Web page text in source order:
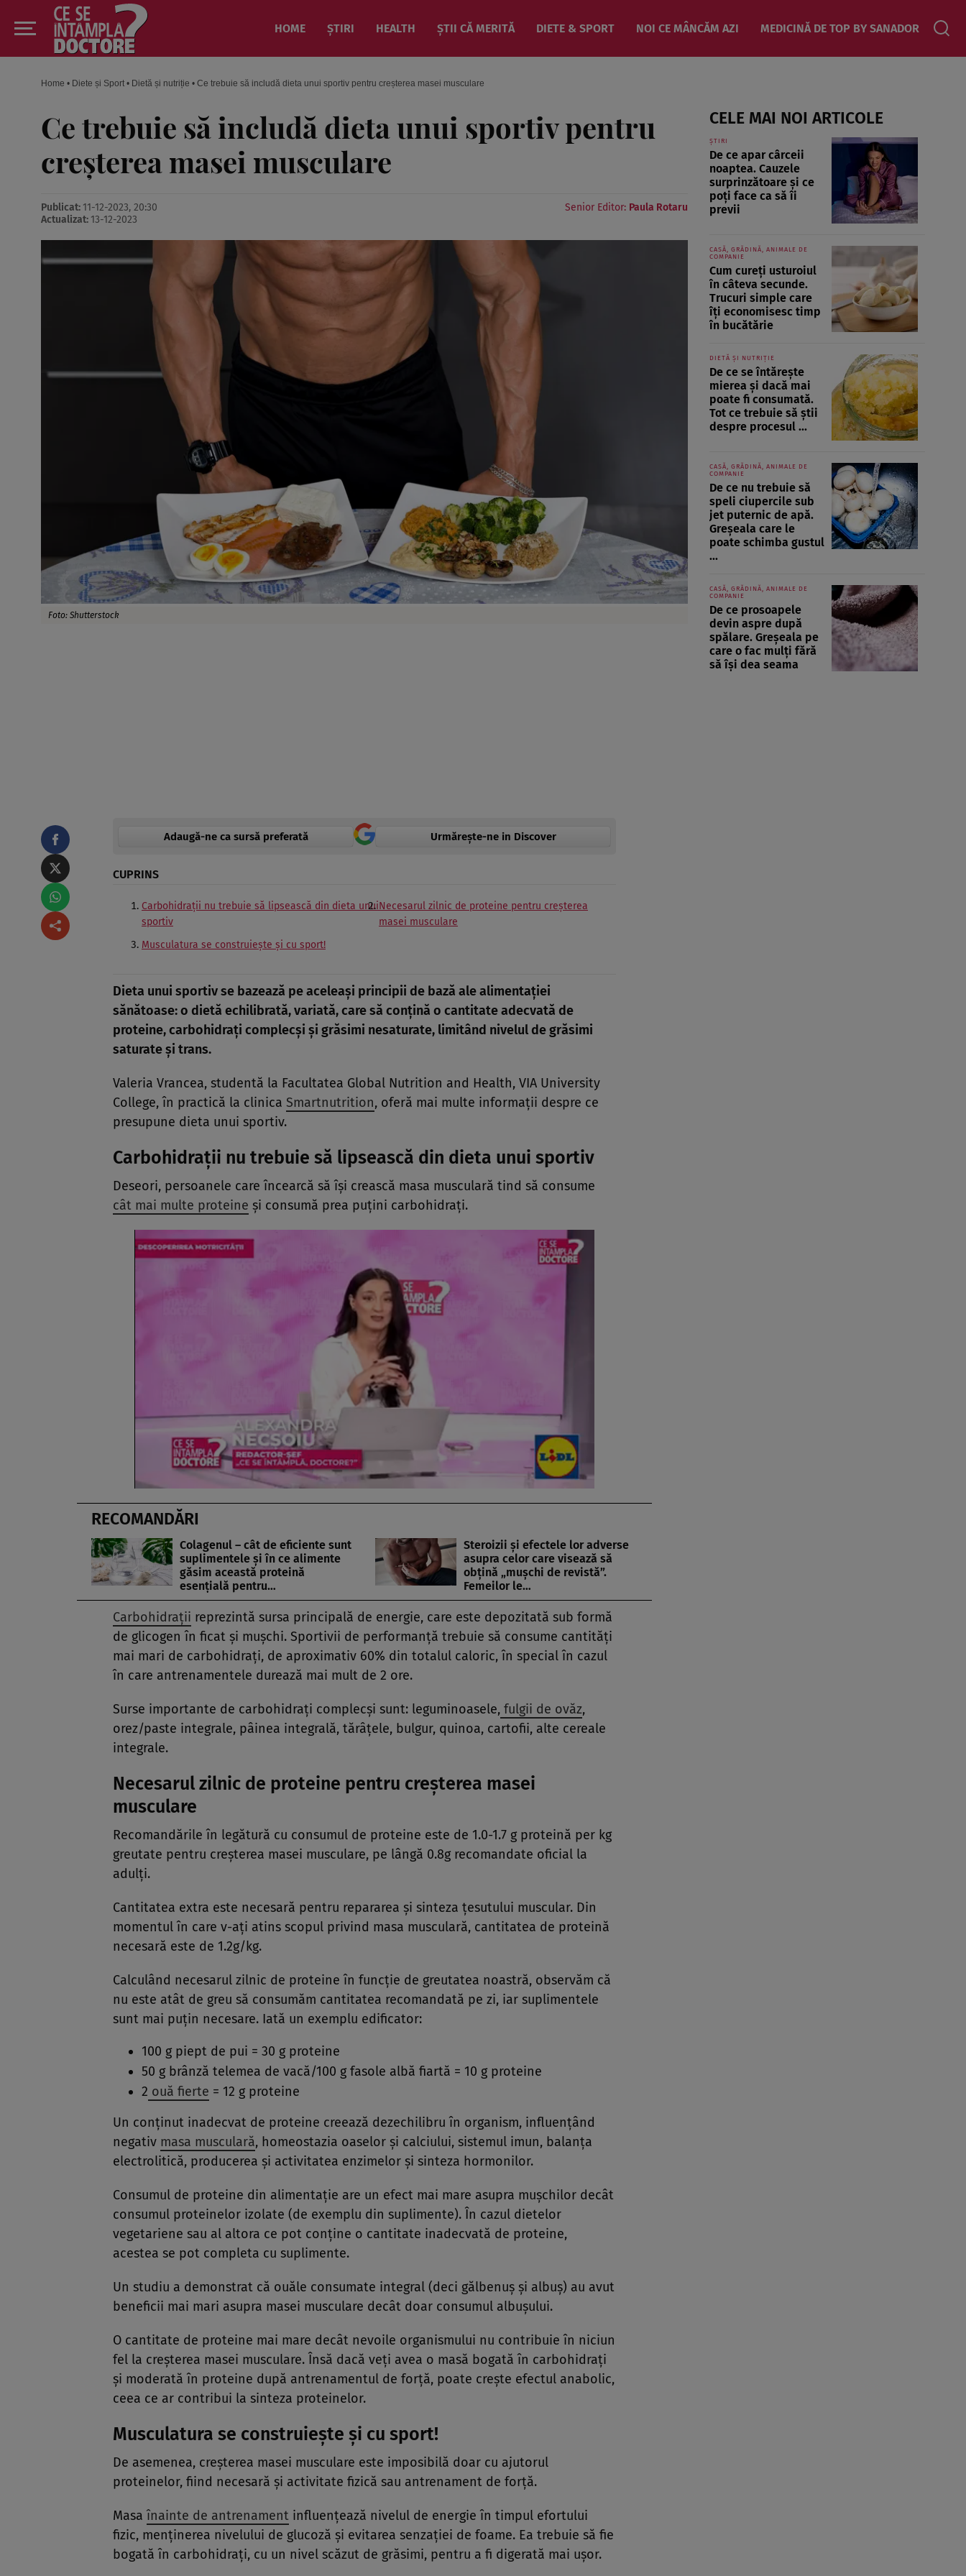
HOME ȘTIRI HEALTH ȘTII CĂ MERITĂ DIETE & SPORT NOI CE MÂNCĂM AZI MEDICINĂ DE TOP BY SANADOR
Home • Diete și Sport • Dietă și nutriție • Ce trebuie să includă dieta unui sportiv pentru creșterea masei musculare
Ce trebuie să includă dieta unui sportiv pentru
creșterea masei musculare
Publicat: 11-12-2023, 20:30
Actualizat: 13-12-2023
Senior Editor: Paula Rotaru
Foto: Shutterstock
Adaugă-ne ca sursă preferată Urmărește-ne in Discover
CUPRINS
Carbohidrații nu trebuie să lipsească din dieta unui
sportiv
Necesarul zilnic de proteine pentru creșterea
masei musculare
Musculatura se construiește și cu sport!
Dieta unui sportiv se bazează pe aceleași principii de bază ale alimentației
sănătoase: o dietă echilibrată, variată, care să conțină o cantitate adecvată de
proteine, carbohidrați complecși și grăsimi nesaturate, limitând nivelul de grăsimi
saturate și trans.
Valeria Vrancea, studentă la Facultatea Global Nutrition and Health, VIA University
College, în practică la clinica Smartnutrition, oferă mai multe informații despre ce
presupune dieta unui sportiv.
Carbohidrații nu trebuie să lipsească din dieta unui sportiv
Deseori, persoanele care încearcă să își crească masa musculară tind să consume
cât mai multe proteine și consumă prea puțini carbohidrați.
RECOMANDĂRI
Colagenul – cât de eficiente sunt
suplimentele și în ce alimente
găsim această proteină
esențială pentru…
Steroizii și efectele lor adverse
asupra celor care visează să
obțină „mușchi de revistă”.
Femeilor le…
Carbohidrații reprezintă sursa principală de energie, care este depozitată sub formă
de glicogen în ficat și mușchi. Sportivii de performanță trebuie să consume cantități
mai mari de carbohidrați, de aproximativ 60% din totalul caloric, în special în cazul
în care antrenamentele durează mai mult de 2 ore.
Surse importante de carbohidrați complecși sunt: leguminoasele, fulgii de ovăz,
orez/paste integrale, pâinea integrală, tărâțele, bulgur, quinoa, cartofii, alte cereale
integrale.
Necesarul zilnic de proteine pentru creșterea masei
musculare
Recomandările în legătură cu consumul de proteine este de 1.0-1.7 g proteină per kg
greutate pentru creșterea masei musculare, pe lângă 0.8g recomandate oficial la
adulți.
Cantitatea extra este necesară pentru repararea și sinteza țesutului muscular. Din
momentul în care v-ați atins scopul privind masa musculară, cantitatea de proteină
necesară este de 1.2g/kg.
Calculând necesarul zilnic de proteine în funcție de greutatea noastră, observăm că
nu este atât de greu să consumăm cantitatea recomandată pe zi, iar suplimentele
sunt mai puțin necesare. Iată un exemplu edificator:
100 g piept de pui = 30 g proteine
50 g brânză telemea de vacă/100 g fasole albă fiartă = 10 g proteine
2 ouă fierte = 12 g proteine
Un conținut inadecvat de proteine creează dezechilibru în organism, influențând
negativ masa musculară, homeostazia oaselor și calciului, sistemul imun, balanța
electrolitică, producerea și activitatea enzimelor și sinteza hormonilor.
Consumul de proteine din alimentație are un efect mai mare asupra mușchilor decât
consumul proteinelor izolate (de exemplu din suplimente). În cazul dietelor
vegetariene sau al altora ce pot conține o cantitate inadecvată de proteine,
acestea se pot completa cu suplimente.
Un studiu a demonstrat că ouăle consumate integral (deci gălbenuș și albuș) au avut
beneficii mai mari asupra masei musculare decât doar consumul albușului.
O cantitate de proteine mai mare decât nevoile organismului nu contribuie în niciun
fel la creșterea masei musculare. Însă dacă veți avea o masă bogată în carbohidrați
și moderată în proteine după antrenamentul de forță, poate crește efectul anabolic,
ceea ce ar contribui la sinteza proteinelor.
Musculatura se construiește și cu sport!
De asemenea, creșterea masei musculare este imposibilă doar cu ajutorul
proteinelor, fiind necesară și activitate fizică sau antrenament de forță.
Masa înainte de antrenament influențează nivelul de energie în timpul efortului
fizic, menținerea nivelului de glucoză și evitarea senzației de foame. Ea trebuie să fie
bogată în carbohidrați, cu un nivel scăzut de grăsimi, pentru a fi digerată mai ușor.
CELE MAI NOI ARTICOLE
ȘTIRI
De ce apar cârceii
noaptea. Cauzele
surprinzătoare și ce
poți face ca să îi
previi
CASĂ, GRĂDINĂ, ANIMALE DE
COMPANIE
Cum cureți usturoiul
în câteva secunde.
Trucuri simple care
îți economisesc timp
în bucătărie
DIETĂ ȘI NUTRIȚIE
De ce se întărește
mierea și dacă mai
poate fi consumată.
Tot ce trebuie să știi
despre procesul ...
CASĂ, GRĂDINĂ, ANIMALE DE
COMPANIE
De ce nu trebuie să
speli ciupercile sub
jet puternic de apă.
Greșeala care le
poate schimba gustul
...
CASĂ, GRĂDINĂ, ANIMALE DE
COMPANIE
De ce prosoapele
devin aspre după
spălare. Greșeala pe
care o fac mulți fără
să își dea seama